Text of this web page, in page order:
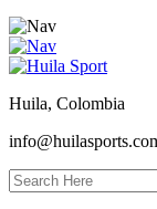
Huila, Colombia